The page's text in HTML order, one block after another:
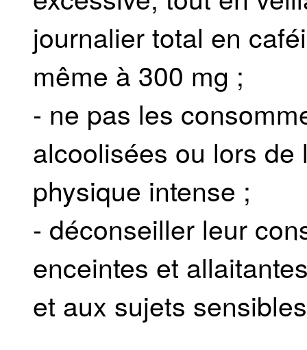
journalier total en
même à 300 mg ;
- ne pas les
alcoolisées ou lors de
physique intense ;
- déconseiller leur
enceintes et
et aux sujets